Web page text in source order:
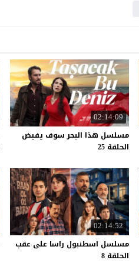
02:14:09
مسلسل هذا البحر سوف يفيض
الحلقة 25
02:14:52
مسلسل اسطنبول راسا على عقب
الحلقة 8